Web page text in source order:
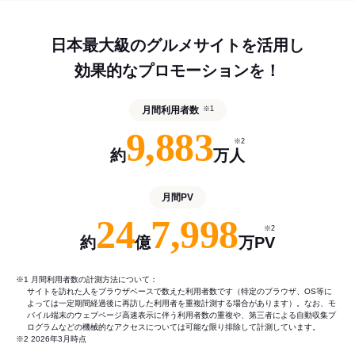
日本最大級のグルメサイトを活用し
効果的なプロモーションを！
月間利用者数 ※1
約9,883万人
※2
月間PV
約24億7,998万PV
※2
※1 月間利用者数の計測方法について：
サイトを訪れた人をブラウザベースで数えた利用者数です（特定のブラウザ、OS等に
よっては一定期間経過後に再訪した利用者を重複計測する場合があります）。なお、モ
バイル端末のウェブページ高速表示に伴う利用者数の重複や、第三者による自動収集プ
ログラムなどの機械的なアクセスについては可能な限り排除して計測しています。
※2 2026年3月時点